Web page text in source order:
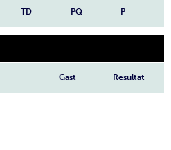
TD PQ P
Gast Resultat